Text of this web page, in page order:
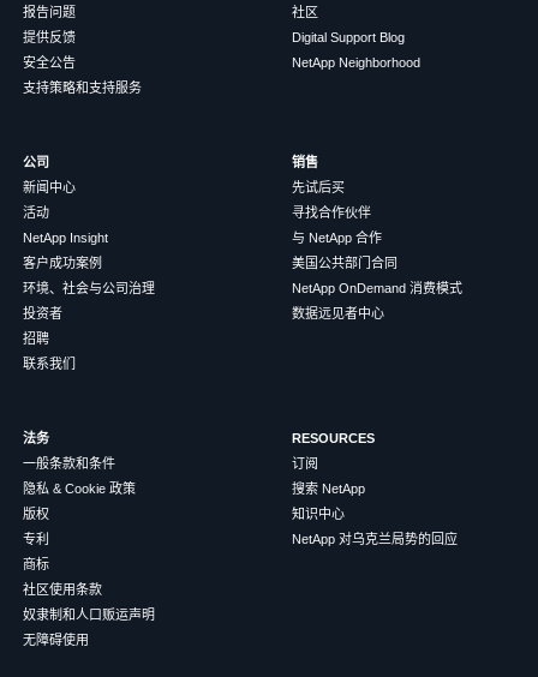
报告问题
提供反馈
安全公告
支持策略和支持服务
社区
Digital Support Blog
NetApp Neighborhood
公司
新闻中心
活动
NetApp Insight
客户成功案例
环境、社会与公司治理
投资者
招聘
联系我们
销售
先试后买
寻找合作伙伴
与 NetApp 合作
美国公共部门合同
NetApp OnDemand 消费模式
数据远见者中心
法务
一般条款和条件
隐私 & Cookie 政策
版权
专利
商标
社区使用条款
奴隶制和人口贩运声明
无障碍使用
RESOURCES
订阅
搜索 NetApp
知识中心
NetApp 对乌克兰局势的回应